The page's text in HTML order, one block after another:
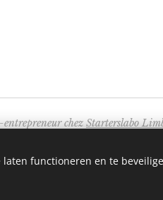
chez Starterslabo
48 75 - www.starterslabo.be –
functioneren en te